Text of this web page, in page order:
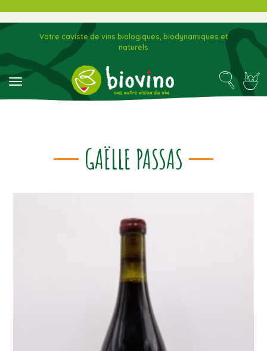
toggle navigation
Votre caviste de vins biologiques, biodynamiques et
naturels
GAËLLE PASSAS